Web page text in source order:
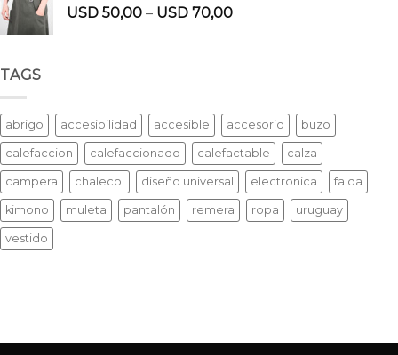
USD 50,00 – USD 70,00
TAGS
abrigo accesibilidad accesible accesorio buzo
calefaccion calefaccionado calefactable calza
campera chaleco; diseño universal electronica falda
kimono muleta pantalón remera ropa uruguay
vestido